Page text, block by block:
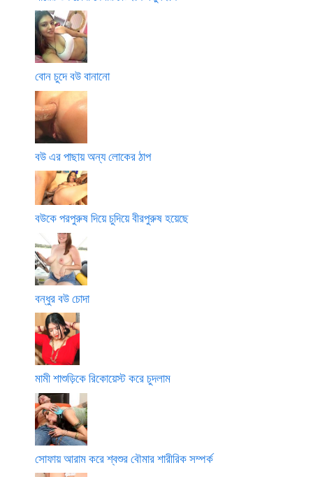
বোন চুদে বউ বানানো
বউ এর পাছায় অন্য লোকের ঠাপ
বউকে পরপুরুষ দিয়ে চুদিয়ে বীরপুরুষ হয়েছে
বন্ধুর বউ চোদা
মামী শাশুড়িকে রিকোয়েস্ট করে চুদলাম
সোফায় আরাম করে শ্বশুর বৌমার শারীরিক সম্পর্ক